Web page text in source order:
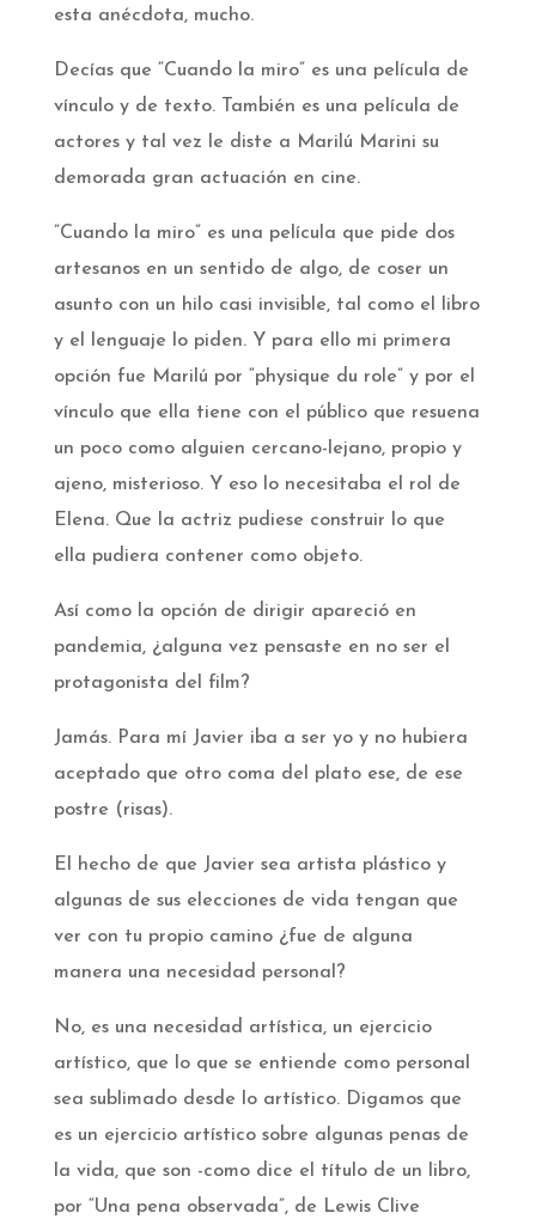
esta anécdota, mucho.
Decías que “Cuando la miro” es una película de
vínculo y de texto. También es una película de
actores y tal vez le diste a Marilú Marini su
demorada gran actuación en cine.
”Cuando la miro” es una película que pide dos
artesanos en un sentido de algo, de coser un
asunto con un hilo casi invisible, tal como el libro
y el lenguaje lo piden. Y para ello mi primera
opción fue Marilú por “physique du role” y por el
vínculo que ella tiene con el público que resuena
un poco como alguien cercano-lejano, propio y
ajeno, misterioso. Y eso lo necesitaba el rol de
Elena. Que la actriz pudiese construir lo que
ella pudiera contener como objeto.
Así como la opción de dirigir apareció en
pandemia, ¿alguna vez pensaste en no ser el
protagonista del film?
Jamás. Para mí Javier iba a ser yo y no hubiera
aceptado que otro coma del plato ese, de ese
postre (risas).
El hecho de que Javier sea artista plástico y
algunas de sus elecciones de vida tengan que
ver con tu propio camino ¿fue de alguna
manera una necesidad personal?
No, es una necesidad artística, un ejercicio
artístico, que lo que se entiende como personal
sea sublimado desde lo artístico. Digamos que
es un ejercicio artístico sobre algunas penas de
la vida, que son -como dice el título de un libro,
por “Una pena observada”, de Lewis Clive